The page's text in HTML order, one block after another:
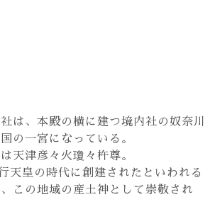
は、本殿の横に建つ境内社の奴奈川
の一宮になっている。
天津彦々火瓊々杵尊。
天皇の時代に創建されたといわれる
この地域の産土神として崇敬され